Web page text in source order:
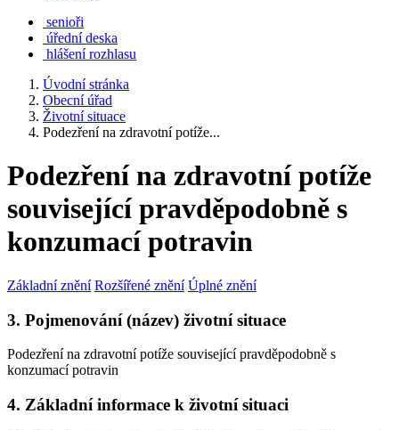
senioři
úřední deska
hlášení rozhlasu
Úvodní stránka
Obecní úřad
Životní situace
Podezření na zdravotní potíže...
Podezření na zdravotní potíže
související pravděpodobně s
konzumací potravin
Základní znění Rozšířené znění Úplné znění
3. Pojmenování (název) životní situace
Podezření na zdravotní potíže související pravděpodobně s
konzumací potravin
4. Základní informace k životní situaci